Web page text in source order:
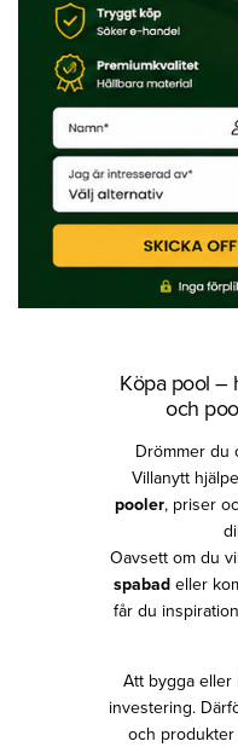
Köpa pool –
och
Drömmer du
Villanytt
pooler, priser
Oavsett om du
spabad eller
får du
Att bygga eller
investering.
och